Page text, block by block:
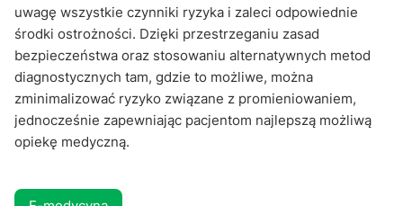
uwagę wszystkie czynniki ryzyka i zaleci odpowiednie
środki ostrożności. Dzięki przestrzeganiu zasad
bezpieczeństwa oraz stosowaniu alternatywnych metod
diagnostycznych tam, gdzie to możliwe, można
zminimalizować ryzyko związane z promieniowaniem,
jednocześnie zapewniając pacjentom najlepszą możliwą
opiekę medyczną.